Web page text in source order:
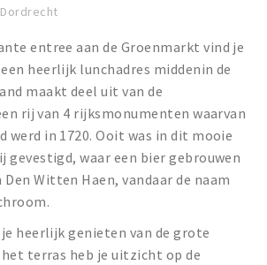
podia
Dordrecht
entree aan de Groenmarkt vind je
heerlijk lunchadres middenin de
maakt deel uit van de
rij van 4 rijksmonumenten waarvan
werd in 1720. Ooit was in dit mooie
gevestigd, waar een bier gebrouwen
Witten Haen, vandaar de naam
heerlijk genieten van de grote
terras heb je uitzicht op de